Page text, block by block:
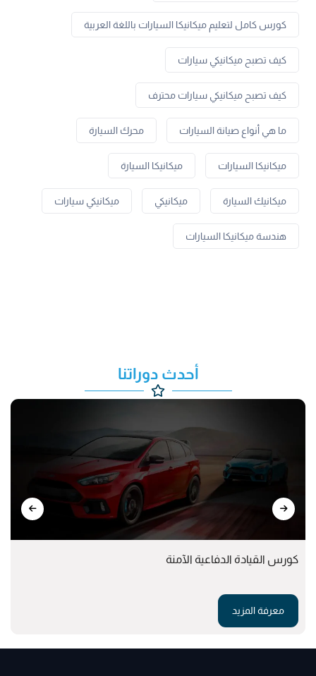
كورس كامل لتعليم ميكانيكا السيارات باللغة العربية
كيف تصبح ميكانيكي سيارات
كيف تصبح ميكانيكي سيارات محترف
ما هي أنواع صيانة السيارات محرك السيارة
ميكانيكا السيارات ميكانيكا السيارة
ميكانيك السيارة ميكانيكي ميكانيكي سيارات
هندسة ميكانيكا السيارات
أحدث دوراتنا
كورس القيادة الدفاعية الآمنة
معرفة المزيد